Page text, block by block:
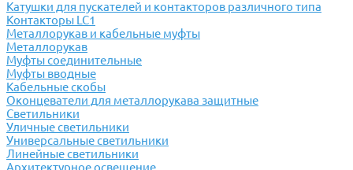
Катушки для пускателей и контакторов различного типа
Контакторы LC1
Металлорукав и кабельные муфты
Металлорукав
Муфты соединительные
Муфты вводные
Кабельные скобы
Оконцеватели для металлорукава защитные
Светильники
Уличные светильники
Универсальные светильники
Линейные светильники
Архитектурное освещение